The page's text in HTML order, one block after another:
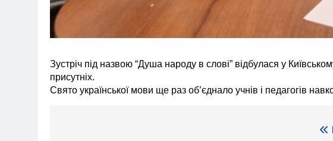
Зустріч під назвою “Душа народу в слові” відбулася у
присутніх.
Свято української мови ще раз об’єднало учнів і педагогів